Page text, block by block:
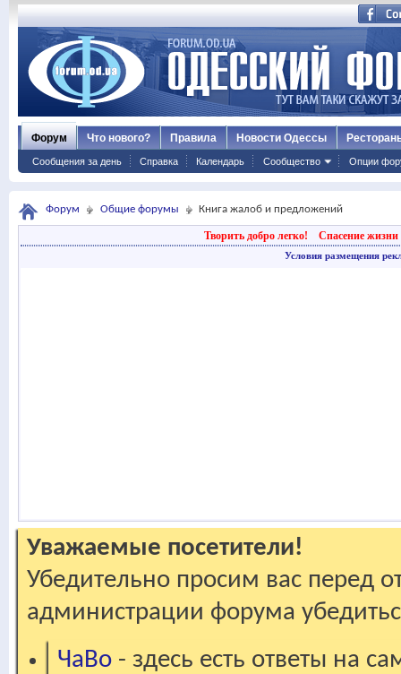
Форум
Сообщения за день Справка Календарь Сообщество Опции
Что нового? Правила Новости Одессы
Форум Общие форумы Книга жалоб и предложений
Творить добро легко! Спасение жизни
Условия размещения
Уважаемые посетители!
Убедительно просим вас перед
администрации форума
ЧаВо - здесь есть ответы на